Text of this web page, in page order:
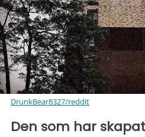
DrunkBear8327/reddit
Den som har